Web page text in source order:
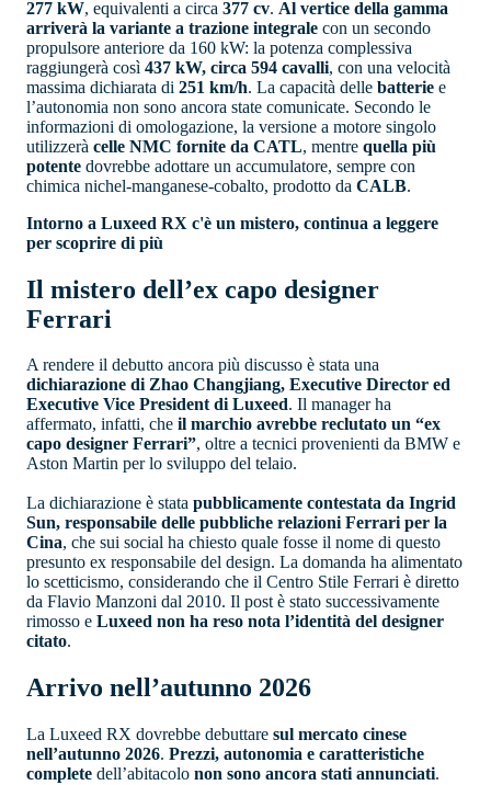
277 kW, equivalenti a circa 377 cv. Al vertice della gamma
arriverà la variante a trazione integrale con un secondo
propulsore anteriore da 160 kW: la potenza complessiva
raggiungerà così 437 kW, circa 594 cavalli, con una velocità
massima dichiarata di 251 km/h. La capacità delle batterie e
l’autonomia non sono ancora state comunicate. Secondo le
informazioni di omologazione, la versione a motore singolo
utilizzerà celle NMC fornite da CATL, mentre quella più
potente dovrebbe adottare un accumulatore, sempre con
chimica nichel-manganese-cobalto, prodotto da CALB.
Intorno a Luxeed RX c'è un mistero, continua a leggere
per scoprire di più
Il mistero dell’ex capo designer
Ferrari
A rendere il debutto ancora più discusso è stata una
dichiarazione di Zhao Changjiang, Executive Director ed
Executive Vice President di Luxeed. Il manager ha
affermato, infatti, che il marchio avrebbe reclutato un “ex
capo designer Ferrari”, oltre a tecnici provenienti da BMW e
Aston Martin per lo sviluppo del telaio.
La dichiarazione è stata pubblicamente contestata da Ingrid
Sun, responsabile delle pubbliche relazioni Ferrari per la
Cina, che sui social ha chiesto quale fosse il nome di questo
presunto ex responsabile del design. La domanda ha alimentato
lo scetticismo, considerando che il Centro Stile Ferrari è diretto
da Flavio Manzoni dal 2010. Il post è stato successivamente
rimosso e Luxeed non ha reso nota l’identità del designer
citato.
Arrivo nell’autunno 2026
La Luxeed RX dovrebbe debuttare sul mercato cinese
nell’autunno 2026. Prezzi, autonomia e caratteristiche
complete dell’abitacolo non sono ancora stati annunciati.